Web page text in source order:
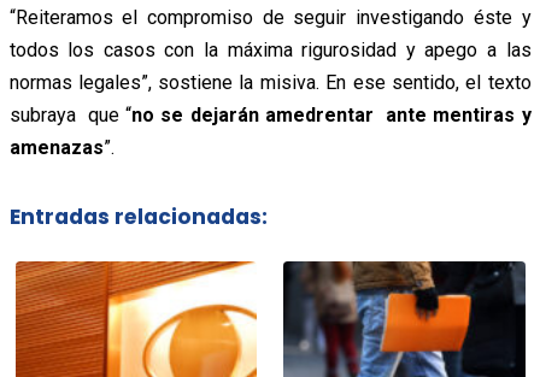
“Reiteramos el compromiso de seguir investigando éste y
todos los casos con la máxima rigurosidad y apego a las
normas legales”, sostiene la misiva. En ese sentido, el texto
subraya que “no se dejarán amedrentar ante mentiras y
amenazas”.
Entradas relacionadas: